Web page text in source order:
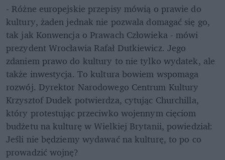
- Różne europejskie przepisy mówią o prawie do
kultury, żaden jednak nie pozwala domagać się go,
tak jak Konwencja o Prawach Człowieka - mówi
prezydent Wrocławia Rafał Dutkiewicz. Jego
zdaniem prawo do kultury to nie tylko wydatek, ale
także inwestycja. To kultura bowiem wspomaga
rozwój. Dyrektor Narodowego Centrum Kultury
Krzysztof Dudek potwierdza, cytując Churchilla,
który protestując przeciwko wojennym cięciom
budżetu na kulturę w Wielkiej Brytanii, powiedział:
Jeśli nie będziemy wydawać na kulturę, to po co
prowadzić wojnę?